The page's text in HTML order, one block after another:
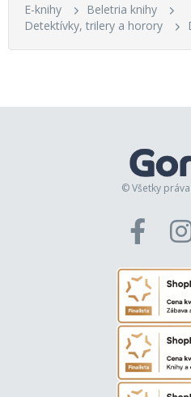
E-knihy
Beletria knihy
Detektívky, trilery a horory
© Všetky